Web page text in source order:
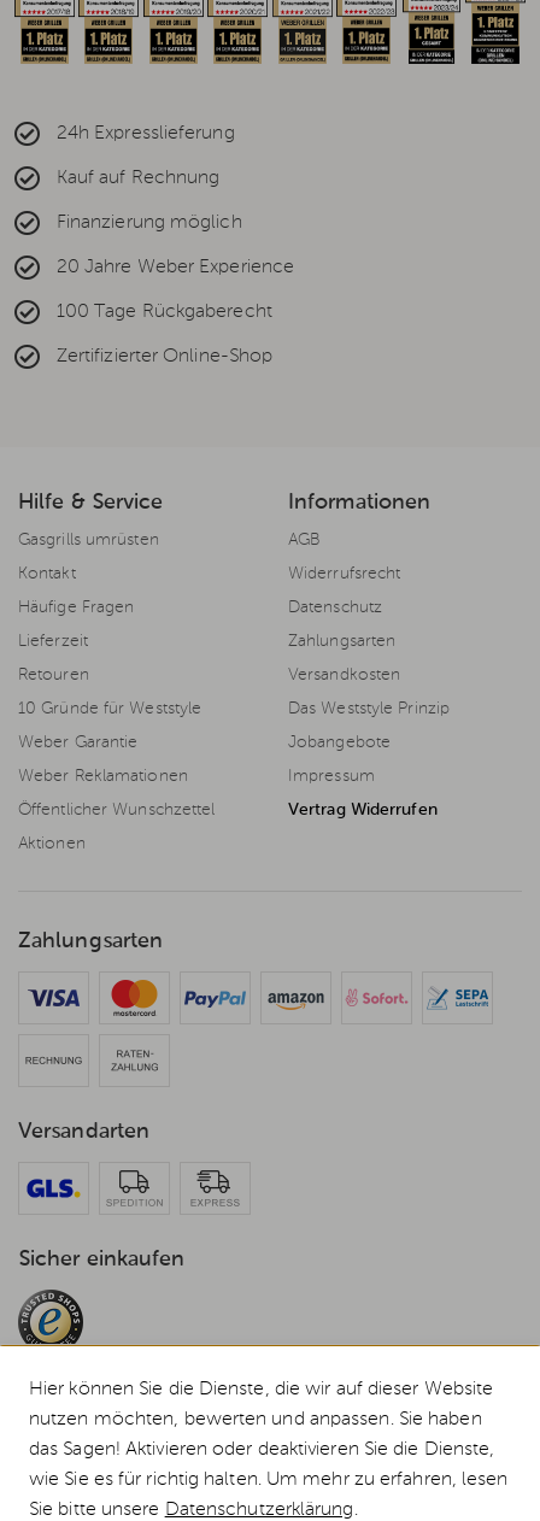
24h Expresslieferung
Kauf auf Rechnung
Finanzierung möglich
20 Jahre Weber Experience
100 Tage Rückgaberecht
Zertifizierter Online-Shop
Hilfe & Service
Gasgrills umrüsten
Kontakt
Häufige Fragen
Lieferzeit
Retouren
10 Gründe für Weststyle
Weber Garantie
Weber Reklamationen
Öffentlicher Wunschzettel
Aktionen
Informationen
AGB
Widerrufsrecht
Datenschutz
Zahlungsarten
Versandkosten
Das Weststyle Prinzip
Jobangebote
Impressum
Vertrag Widerrufen
Zahlungsarten
Versandarten
Sicher einkaufen
© 2026 Weststyle GmbH · Europas grosser Weber Spezialist
Alle Preise inkl. MwSt., inkl. Verpackungskosten und zzgl.
Hier können Sie die Dienste, die wir auf dieser Website
nutzen möchten, bewerten und anpassen. Sie haben
das Sagen! Aktivieren oder deaktivieren Sie die Dienste,
wie Sie es für richtig halten. Um mehr zu erfahren, lesen
Sie bitte unsere Datenschutzerklärung.